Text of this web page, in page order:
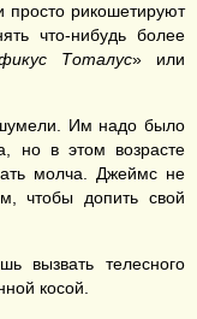
просто рикошетируют
что-нибудь более
Тоталус» или
Им надо было
но в этом возрасте
молча. Джеймс не
чтобы допить свой
вызвать телесного
косой.